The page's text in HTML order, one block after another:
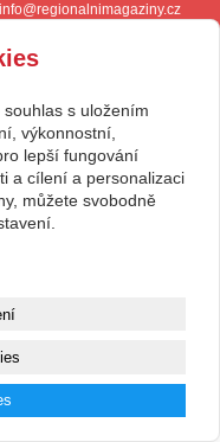
info@regionalnimagaziny.cz
Facebook
Youtube
s uložením
výkonnostní,
lepší fungování
a cílení a personalizaci
můžete svobodně